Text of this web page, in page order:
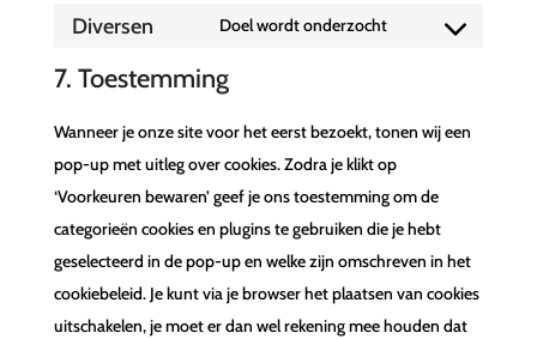
service
Diversen Doel wordt onderzocht
Consent
diversen
7. Toestemming
Wanneer je onze site voor het eerst bezoekt, tonen wij een
pop-up met uitleg over cookies. Zodra je klikt op
‘Voorkeuren bewaren’ geef je ons toestemming om de
categorieën cookies en plugins te gebruiken die je hebt
geselecteerd in de pop-up en welke zijn omschreven in het
cookiebeleid. Je kunt via je browser het plaatsen van cookies
uitschakelen, je moet er dan wel rekening mee houden dat